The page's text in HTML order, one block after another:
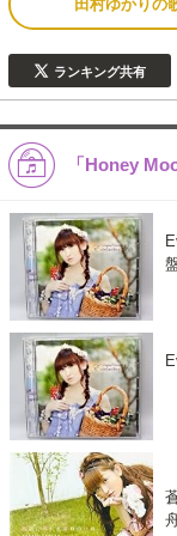
田村ゆかりの
ランキング共有
「Honey